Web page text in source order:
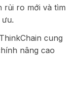
rủi ro mới và tìm
ThinkChain cung
nâng cao